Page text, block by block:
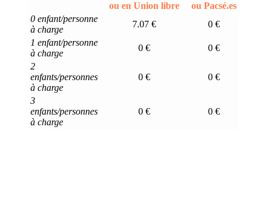
ou en Union libre
ou Pacsé.es
0 enfant/personne
à charge
7.07 €
0 €
1 enfant/personne
à charge
0 €
0 €
2
enfants/personnes
à charge
0 € 0 €
3
enfants/personnes
à charge
0 € 0 €